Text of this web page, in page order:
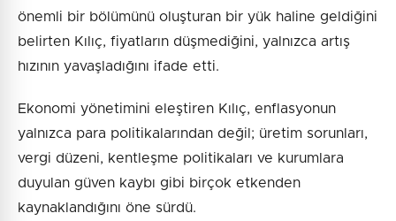
önemli bir bölümünü oluşturan bir yük haline geldiğini
belirten Kılıç, fiyatların düşmediğini, yalnızca artış
hızının yavaşladığını ifade etti.
Ekonomi yönetimini eleştiren Kılıç, enflasyonun
yalnızca para politikalarından değil; üretim sorunları,
vergi düzeni, kentleşme politikaları ve kurumlara
duyulan güven kaybı gibi birçok etkenden
kaynaklandığını öne sürdü.